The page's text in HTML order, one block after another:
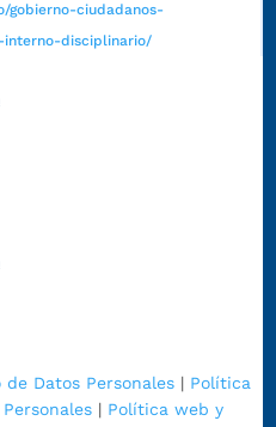
gobierno-ciudadanos-
interno-disciplinario/
Datos Personales| Política
| Política web y